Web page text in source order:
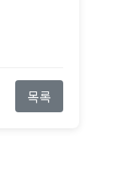
목록